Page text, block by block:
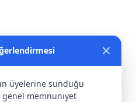
üyelerine sunduğu
memnuniyet